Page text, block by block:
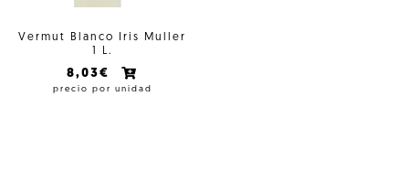
Vermut Blanco Iris Muller
1 L.
8,03€
precio por unidad